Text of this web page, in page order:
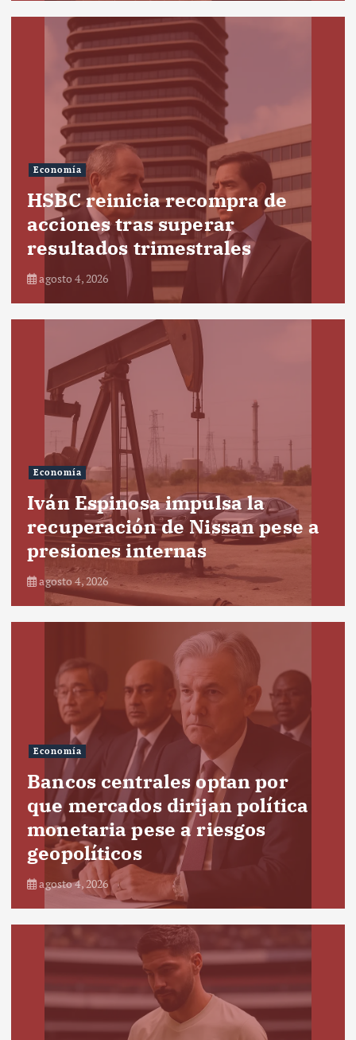
Economía
HSBC reinicia recompra de
acciones tras superar
resultados trimestrales
agosto 4, 2026
Economía
Iván Espinosa impulsa la
recuperación de Nissan pese a
presiones internas
agosto 4, 2026
Economía
Bancos centrales optan por
que mercados dirijan política
monetaria pese a riesgos
geopolíticos
agosto 4, 2026